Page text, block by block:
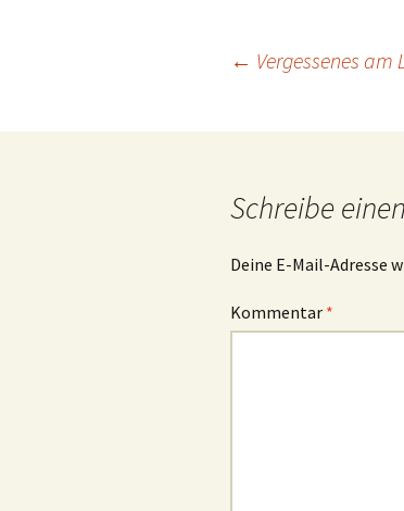
Navigation
← Vergessenes
Schreibe
Deine E-Mail-Adresse
Kommentar *